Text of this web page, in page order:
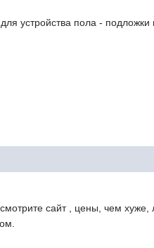
устройства пола - подложки
сайт , цены, чем хуже,